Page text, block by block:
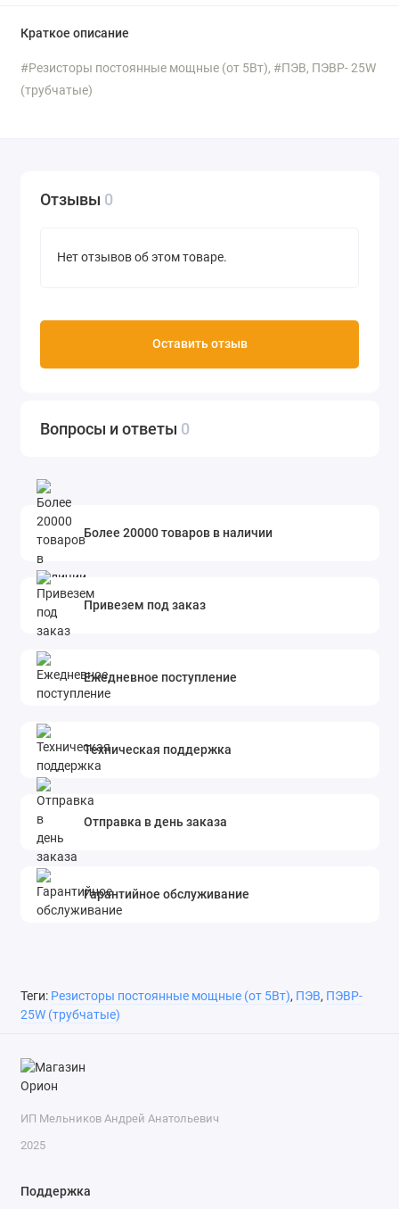
Краткое описание
#Резисторы постоянные мощные (от 5Вт), #ПЭВ, ПЭВР- 25W
(трубчатые)
Отзывы 0
Нет отзывов об этом товаре.
Оставить отзыв
Вопросы и ответы 0
Более 20000 товаров в наличии
Привезем под заказ
Ежедневное поступление
Техническая поддержка
Отправка в день заказа
Гарантийное обслуживание
Теги: Резисторы постоянные мощные (от 5Вт), ПЭВ, ПЭВР-
25W (трубчатые)
ИП Мельников Андрей Анатольевич
2025
Поддержка